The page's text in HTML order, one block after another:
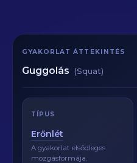
GYAKORLAT ÁTTEKINTÉS
Guggolás (Squat)
TÍPUS
Erőnlét
A gyakorlat elsődleges
mozgásformája.